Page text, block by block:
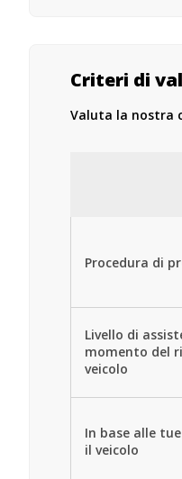
Criteri di
Valuta la nostra
Procedura di
Livello di
momento del
veicolo
In base alle
il veicolo